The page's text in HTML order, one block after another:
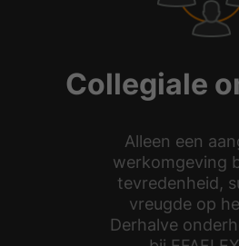
Collegiale
Alleen een
werkomgeving
tevredenheid,
vreugde op
Derhalve